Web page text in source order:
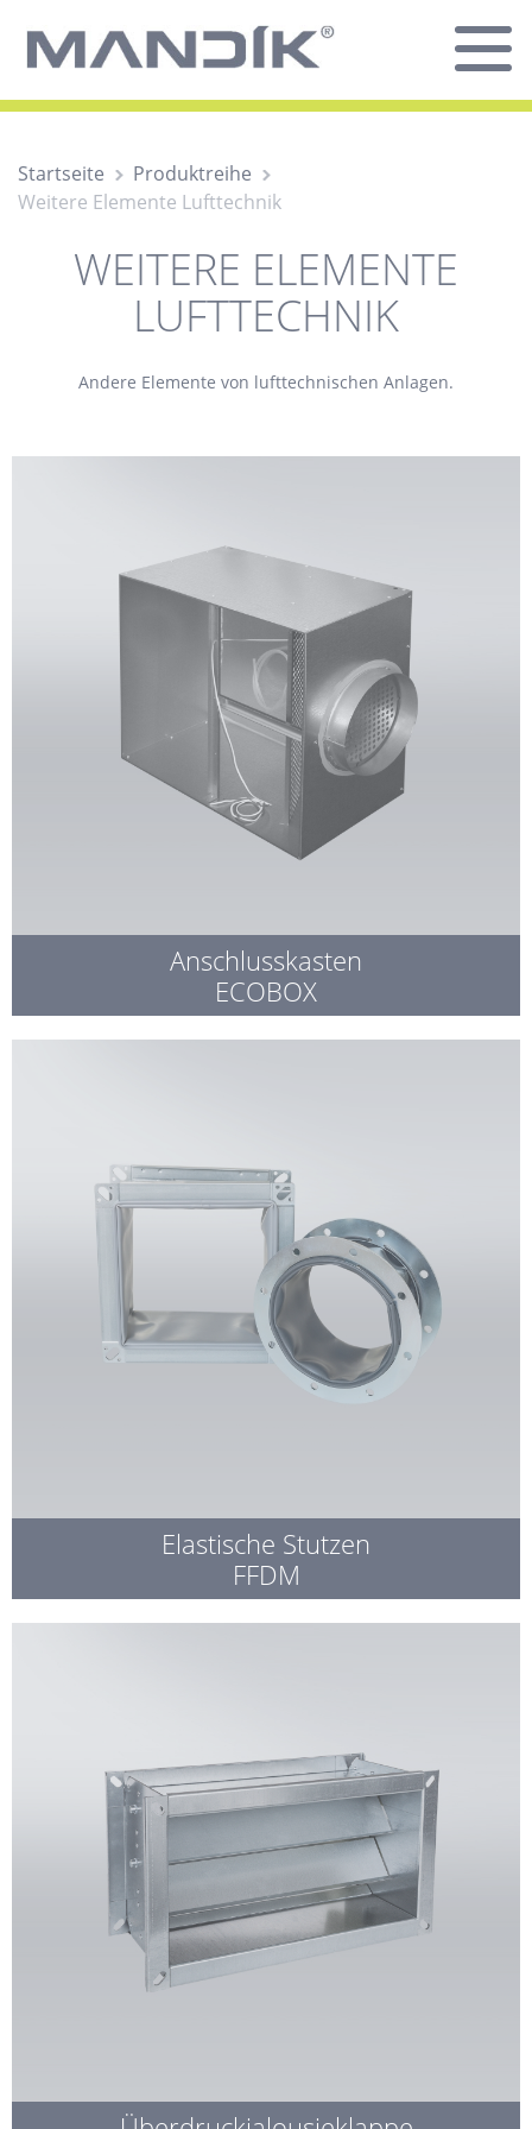
Startseite
Produktreihe
Weitere Elemente Lufttechnik
WEITERE ELEMENTE
LUFTTECHNIK
Andere Elemente von lufttechnischen Anlagen.
Anschlusskasten
ECOBOX
Elastische Stutzen
FFDM